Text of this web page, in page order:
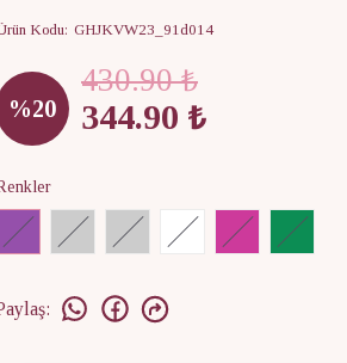
Kodu: GHJKVW23_91d014
%20
430.90 ₺
344.90 ₺
: